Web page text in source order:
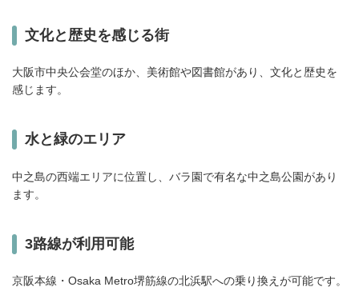
文化と歴史を感じる街
大阪市中央公会堂のほか、美術館や図書館があり、文化と歴史を
感じます。
水と緑のエリア
中之島の西端エリアに位置し、バラ園で有名な中之島公園があり
ます。
3路線が利用可能
京阪本線・Osaka Metro堺筋線の北浜駅への乗り換えが可能です。